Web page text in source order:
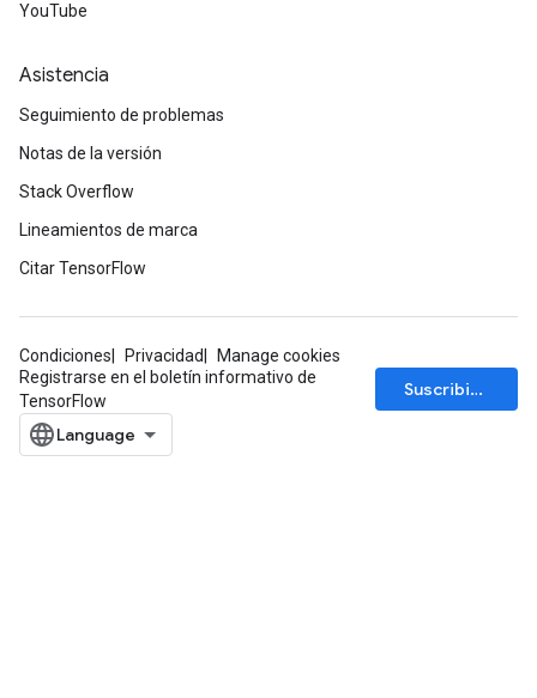
YouTube
Asistencia
Seguimiento de problemas
Notas de la versión
Stack Overflow
Lineamientos de marca
Citar TensorFlow
Condiciones Privacidad
Manage cookies
Registrarse en el boletín informativo de
TensorFlow
Suscribirse